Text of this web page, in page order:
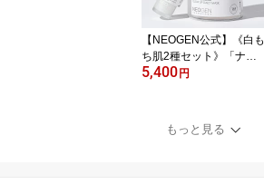
とり 脂質 開き毛穴
【NEOGEN公式】《白も
ち肌2種セット》「ナイ
アシンアミドデイリーマ
刺激 栄養 生気 拭き取り
しっとり おうち美容 パ
5,400円
もっと見る